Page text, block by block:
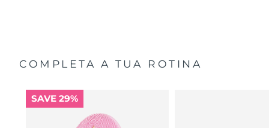
COMPLETA A TUA ROTINA
SAVE 29%